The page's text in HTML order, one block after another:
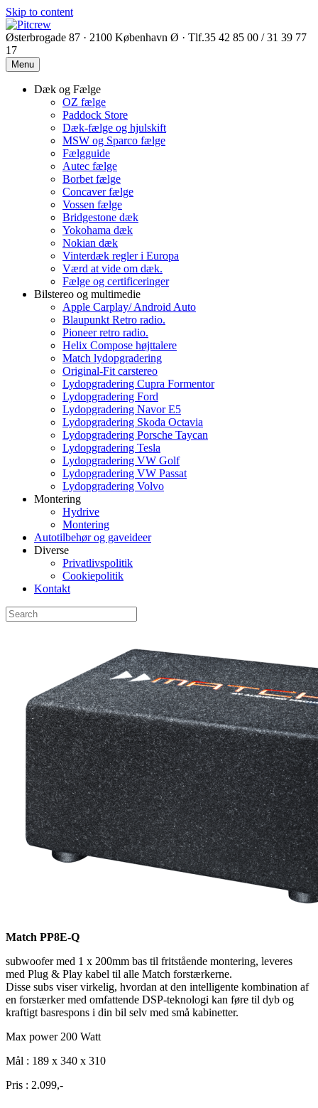
Skip to content
Østerbrogade 87 · 2100 København Ø · Tlf.35 42 85 00 / 31 39 77
17
Menu
Dæk og Fælge
OZ fælge
Paddock Store
Dæk-fælge og hjulskift
MSW og Sparco fælge
Fælgguide
Autec fælge
Borbet fælge
Concaver fælge
Vossen fælge
Bridgestone dæk
Yokohama dæk
Nokian dæk
Vinterdæk regler i Europa
Værd at vide om dæk.
Fælge og certificeringer
Bilstereo og multimedie
Apple Carplay/ Android Auto
Blaupunkt Retro radio.
Pioneer retro radio.
Helix Compose højttalere
Match lydopgradering
Original-Fit carstereo
Lydopgradering Cupra Formentor
Lydopgradering Ford
Lydopgradering Navor E5
Lydopgradering Skoda Octavia
Lydopgradering Porsche Taycan
Lydopgradering Tesla
Lydopgradering VW Golf
Lydopgradering VW Passat
Lydopgradering Volvo
Montering
Hydrive
Montering
Autotilbehør og gaveideer
Diverse
Privatlivspolitik
Cookiepolitik
Kontakt
Match PP8E-Q
subwoofer med 1 x 200mm bas til fritstående montering, leveres
med Plug & Play kabel til alle Match forstærkerne.
Disse subs viser virkelig, hvordan at den intelligente kombination af
en forstærker med omfattende DSP-teknologi kan føre til dyb og
kraftigt basrespons i din bil selv med små kabinetter.
Max power 200 Watt
Mål : 189 x 340 x 310
Pris : 2.099,-